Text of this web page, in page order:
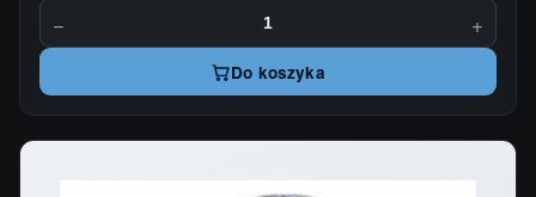
− +
Do koszyka